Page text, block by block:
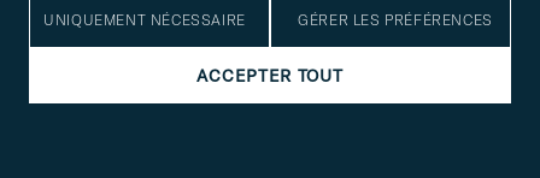
UNIQUEMENT NÉCESSAIRE GÉRER LES PRÉFÉRENCES
ACCEPTER TOUT